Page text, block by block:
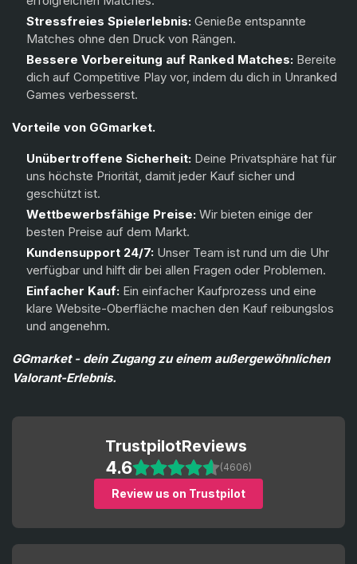
Deadlock
Iso
Clove
Stressfreies Spielerlebnis: Genieße entspannte
Matches ohne den Druck von Rängen.
Bessere Vorbereitung auf Ranked Matches: Bereite
dich auf Competitive Play vor, indem du dich in Unranked
Games verbesserst.
Vorteile von GGmarket.
Unübertroffene Sicherheit: Deine Privatsphäre hat für
uns höchste Priorität, damit jeder Kauf sicher und
geschützt ist.
Wettbewerbsfähige Preise: Wir bieten einige der
besten Preise auf dem Markt.
Kundensupport 24/7: Unser Team ist rund um die Uhr
verfügbar und hilft dir bei allen Fragen oder Problemen.
Einfacher Kauf: Ein einfacher Kaufprozess und eine
klare Website-Oberfläche machen den Kauf reibungslos
und angenehm.
GGmarket - dein Zugang zu einem außergewöhnlichen
Valorant-Erlebnis.
TrustpilotReviews
4.6 (4606)
Review us on Trustpilot